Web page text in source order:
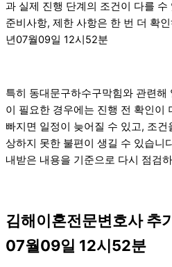
과 실제 진행 단계의 조건이 다를
준비사항, 제한 사항은 한 번 더 확
년07월09일 12시52분
특히 동대문구하수구막힘와 관련
이 필요한 경우에는 진행 전 확인이
빠지면 일정이 늦어질 수 있고, 조건
상하지 못한 불편이 생길 수 있습니
내받은 내용을 기준으로 다시 점검
김해이혼전문변호사 추
07월09일 12시52분